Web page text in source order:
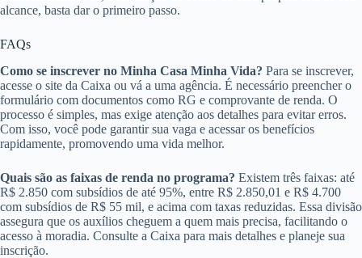
alcance, basta dar o primeiro passo.
FAQs
Como se inscrever no Minha Casa Minha Vida? Para se inscrever,
acesse o site da Caixa ou vá a uma agência. É necessário preencher o
formulário com documentos como RG e comprovante de renda. O
processo é simples, mas exige atenção aos detalhes para evitar erros.
Com isso, você pode garantir sua vaga e acessar os benefícios
rapidamente, promovendo uma vida melhor.
Quais são as faixas de renda no programa? Existem três faixas: até
R$ 2.850 com subsídios de até 95%, entre R$ 2.850,01 e R$ 4.700
com subsídios de R$ 55 mil, e acima com taxas reduzidas. Essa divisão
assegura que os auxílios cheguem a quem mais precisa, facilitando o
acesso à moradia. Consulte a Caixa para mais detalhes e planeje sua
inscrição.